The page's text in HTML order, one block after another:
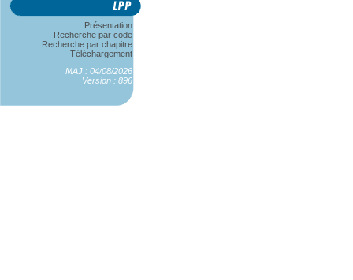
Présentation
Recherche par code
Recherche par chapitre
Téléchargement
MAJ : 04/08/2026
Version : 896